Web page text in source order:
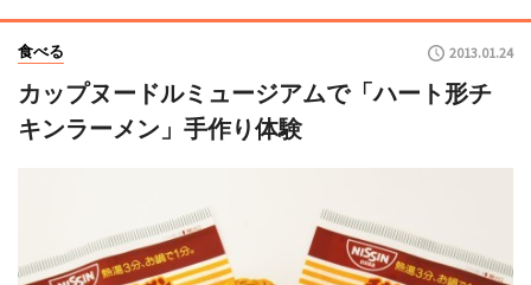
食べる 2013.01.24
カップヌードルミュージアムで「ハート形チ
キンラーメン」手作り体験